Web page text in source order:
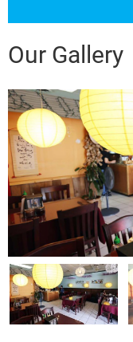
Our Gallery